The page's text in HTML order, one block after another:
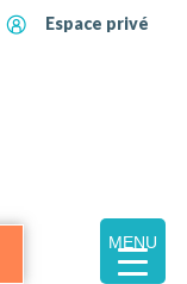
Espace privé
MENU